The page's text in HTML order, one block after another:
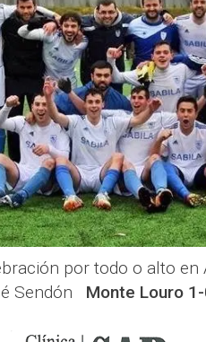
por todo o alto en
Sendón Monte Louro